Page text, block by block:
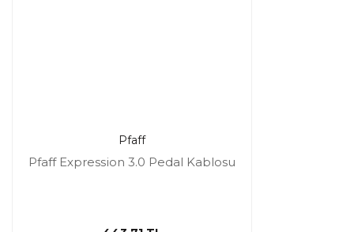
Pfaff
Pfaff Expression 3.0 Pedal Kablosu